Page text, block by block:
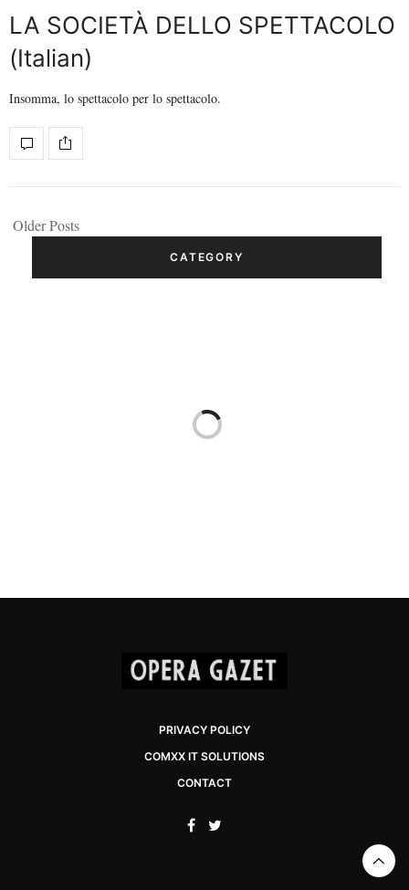
LA SOCIETÀ DELLO SPETTACOLO
(Italian)
Insomma, lo spettacolo per lo spettacolo.
Older Posts
CATEGORY
PRIVACY POLICY
COMXX IT SOLUTIONS
CONTACT